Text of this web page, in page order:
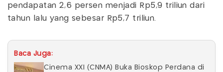
pendapatan 2,6 persen menjadi Rp5,9 triliun dari
tahun lalu yang sebesar Rp5,7 triliun.
Baca Juga:
Cinema XXI (CNMA) Buka Bioskop Perdana di